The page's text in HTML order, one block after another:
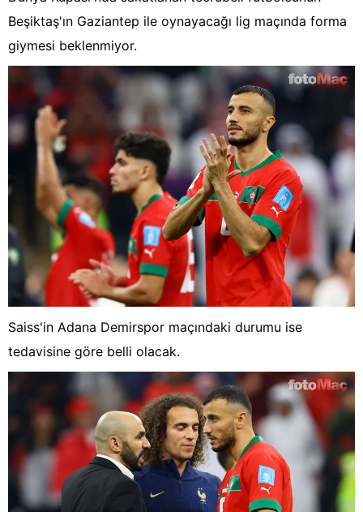
Beşiktaş'ın Gaziantep ile oynayacağı lig maçında forma
giymesi beklenmiyor.
Saiss'in Adana Demirspor maçındaki durumu ise
tedavisine göre belli olacak.